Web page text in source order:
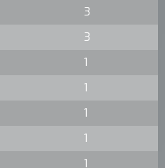
3
3
1
1
1
1
1